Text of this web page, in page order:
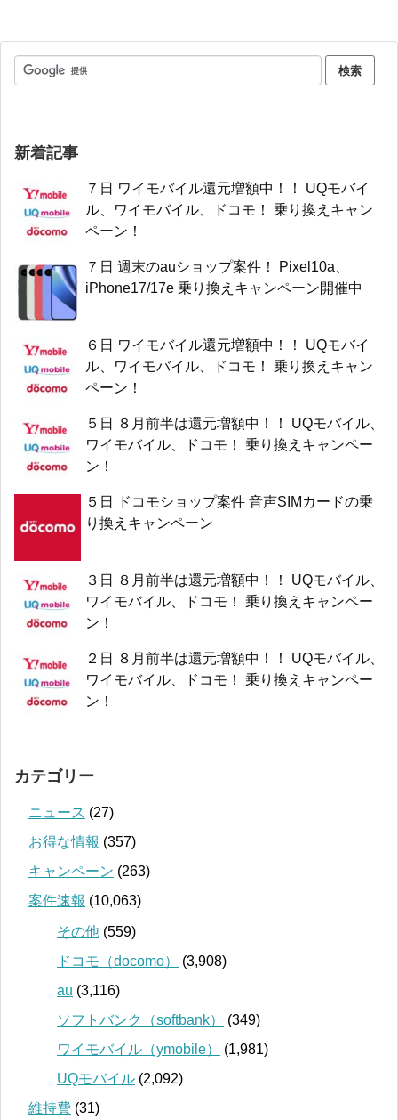
新着記事
７日 ワイモバイル還元増額中！！ UQモバイ
ル、ワイモバイル、ドコモ！ 乗り換えキャン
ペーン！
７日 週末のauショップ案件！ Pixel10a、
iPhone17/17e 乗り換えキャンペーン開催中
６日 ワイモバイル還元増額中！！ UQモバイ
ル、ワイモバイル、ドコモ！ 乗り換えキャン
ペーン！
５日 ８月前半は還元増額中！！ UQモバイル、
ワイモバイル、ドコモ！ 乗り換えキャンペー
ン！
５日 ドコモショップ案件 音声SIMカードの乗
り換えキャンペーン
３日 ８月前半は還元増額中！！ UQモバイル、
ワイモバイル、ドコモ！ 乗り換えキャンペー
ン！
２日 ８月前半は還元増額中！！ UQモバイル、
ワイモバイル、ドコモ！ 乗り換えキャンペー
ン！
カテゴリー
ニュース (27)
お得な情報 (357)
キャンペーン (263)
案件速報 (10,063)
その他 (559)
ドコモ（docomo）
(3,908)
au (3,116)
ソフトバンク（softbank）
(349)
ワイモバイル（ymobile）
(1,981)
UQモバイル (2,092)
維持費 (31)